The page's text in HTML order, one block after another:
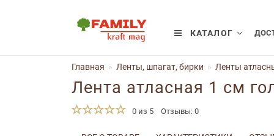
КАТАЛОГ
Главная Ленты, шпагат, бирки Ленты
Лента атласная 1 см
0 из 5 Отзывы: 0